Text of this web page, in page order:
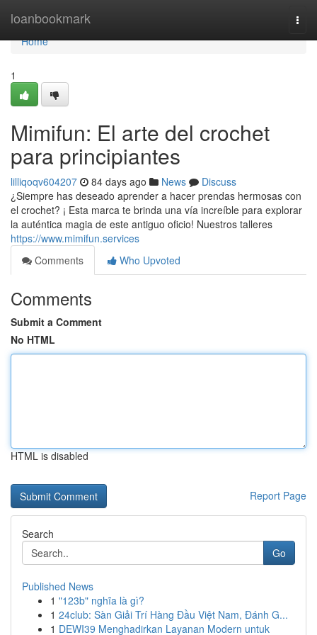
loanbookmark
Home
Home
1
Mimifun: El arte del crochet
para principiantes
lilliqoqv604207 84 days ago News
Discuss
¿Siempre has deseado aprender a hacer prendas hermosas con
el crochet? ¡ Esta marca te brinda una vía increíble para explorar
la auténtica magia de este antiguo oficio! Nuestros talleres
https://www.mimifun.services
Comments
Who Upvoted
Comments
Submit a Comment
No HTML
HTML is disabled
Report Page
Search
Go
Published News
1 "123b" nghĩa là gì?
1 24club: Sàn Giải Trí Hàng Đầu Việt Nam, Đánh G...
1 DEWI39 Menghadirkan Layanan Modern untuk